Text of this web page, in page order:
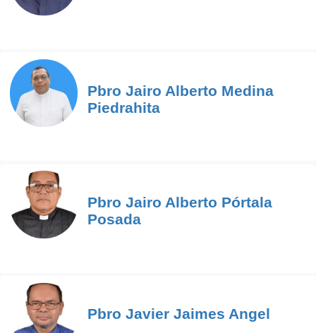
Pbro Jairo Alberto Medina
Piedrahita
Pbro Jairo Alberto Pórtala
Posada
Pbro Javier Jaimes Angel